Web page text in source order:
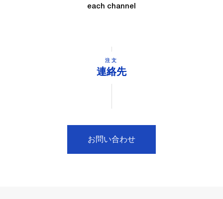
each channel
注文
連絡先
お問い合わせ